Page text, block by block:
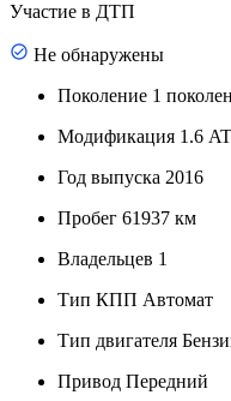
Участие в ДТП
Не обнаружены
Поколение 1
Модификация 1.6
Год выпуска 2016
Пробег 61937 км
Владельцев 1
Тип КПП Автомат
Тип двигателя
Привод Передний